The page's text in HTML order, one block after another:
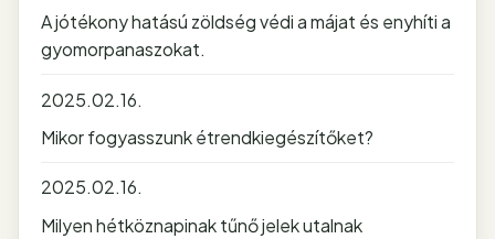
A jótékony hatású zöldség védi a májat és enyhíti a
gyomorpanaszokat.
2025.02.16.
Mikor fogyasszunk étrendkiegészítőket?
2025.02.16.
Milyen hétköznapinak tűnő jelek utalnak